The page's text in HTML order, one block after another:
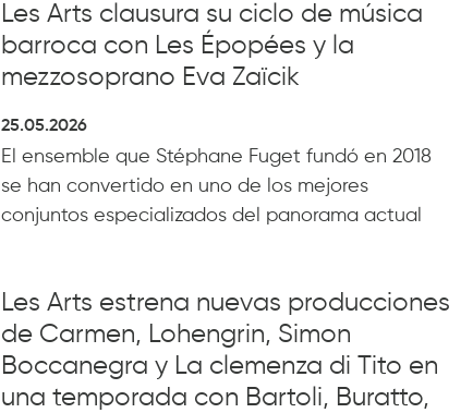
Les Arts clausura su ciclo de música
barroca con Les Épopées y la
mezzosoprano Eva Zaïcik
25.05.2026
El ensemble que Stéphane Fuget fundó en 2018
se han convertido en uno de los mejores
conjuntos especializados del panorama actual
Les Arts estrena nuevas producciones
de Carmen, Lohengrin, Simon
Boccanegra y La clemenza di Tito en
una temporada con Bartoli, Buratto,